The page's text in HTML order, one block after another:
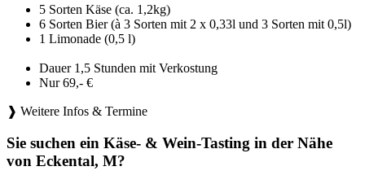
5 Sorten Käse (ca. 1,2kg)
6 Sorten Bier (à 3 Sorten mit 2 x 0,33l und 3 Sorten mit 0,5l)
1 Limonade (0,5 l)
Dauer 1,5 Stunden mit Verkostung
Nur 69,- €
❱ Weitere Infos & Termine
Sie suchen ein Käse- & Wein-Tasting in der Nähe
von Eckental, M?